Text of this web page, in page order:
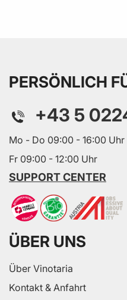
PERSÖNLICH
+43 5
Mo - Do 09:00 - 16:00 Uhr
Fr 09:00 - 12:00 Uhr
SUPPORT CENTER
ÜBER UNS
Über Vinotaria
Kontakt & Anfahrt